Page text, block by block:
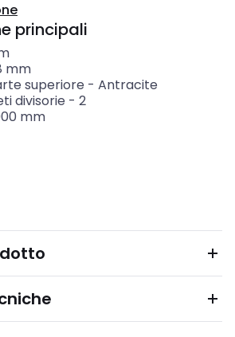
principali
mm
superiore - Antracite
divisorie - 2
mm